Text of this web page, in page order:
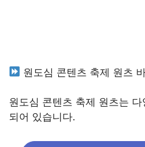
원도심 콘텐츠 축제 원츠
원도심 콘텐츠 축제 원츠는
되어 있습니다.